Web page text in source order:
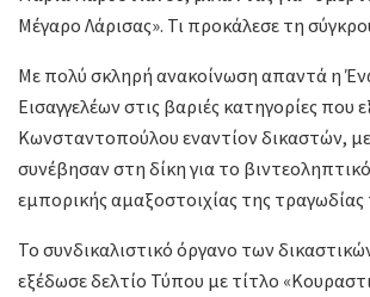
Μέγαρο Λάρισας». Τι προκάλεσε τη
Με πολύ σκληρή ανακοίνωση απαντά η
Εισαγγελέων στις βαριές κατηγορίες που
Κωνσταντοπούλου εναντίον δικαστών,
συνέβησαν στη δίκη για το
εμπορικής αμαξοστοιχίας της
Το συνδικαλιστικό όργανο των
εξέδωσε δελτίο Τύπου με τίτλο